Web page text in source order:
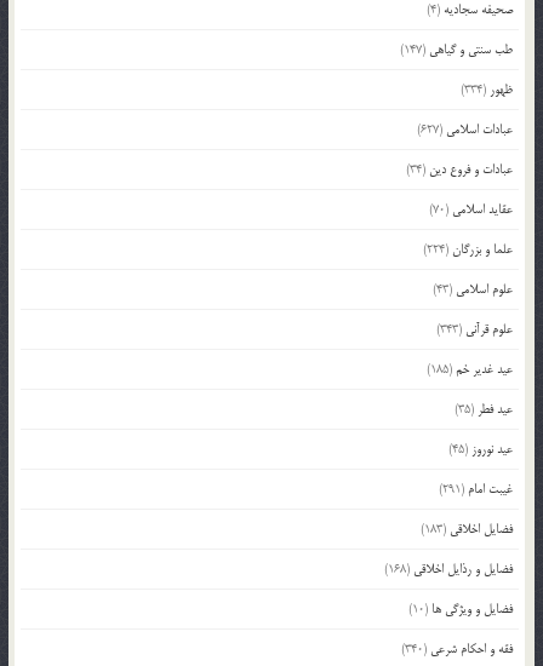
صحیفه سجادیه (4)
طب سنتی و گیاهی (147)
ظهور (334)
عبادات اسلامی (627)
عبادات و فروع دین (34)
عقاید اسلامی (70)
علما و بزرگان(224)
علوم اسلامی (43)
علوم قرآنی (343)
عید غدیر خم(185)
عید فطر (35)
عید نوروز (45)
غیبت امام (291)
فضایل اخلاقی (183)
فضایل و رذایل اخلاقی (168)
فضایل و ویژگی ها (10)
فقه و احکام شرعی (340)